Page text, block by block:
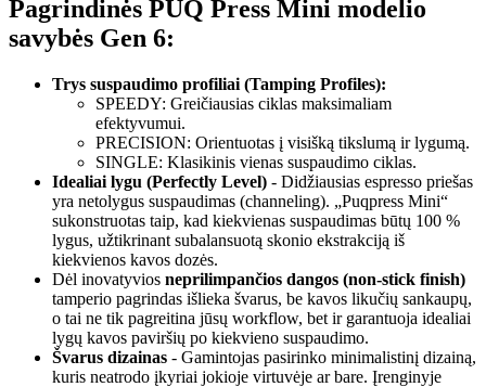
Pagrindinės PUQ Press Mini modelio
savybės Gen 6:
Trys suspaudimo profiliai (Tamping Profiles):
SPEEDY: Greičiausias ciklas maksimaliam
efektyvumui.
PRECISION: Orientuotas į visišką tikslumą ir lygumą.
SINGLE: Klasikinis vienas suspaudimo ciklas.
Idealiai lygu (Perfectly Level) - Didžiausias espresso priešas
yra netolygus suspaudimas (channeling). „Puqpress Mini“
sukonstruotas taip, kad kiekvienas suspaudimas būtų 100 %
lygus, užtikrinant subalansuotą skonio ekstrakciją iš
kiekvienos kavos dozės.
Dėl inovatyvios neprilimpančios dangos (non-stick finish)
tamperio pagrindas išlieka švarus, be kavos likučių sankaupų,
o tai ne tik pagreitina jūsų workflow, bet ir garantuoja idealiai
lygų kavos paviršių po kiekvieno suspaudimo.
Švarus dizainas - Gamintojas pasirinko minimalistinį dizainą,
kuris neatrodo įkyriai jokioje virtuvėje ar bare. Įrenginyje